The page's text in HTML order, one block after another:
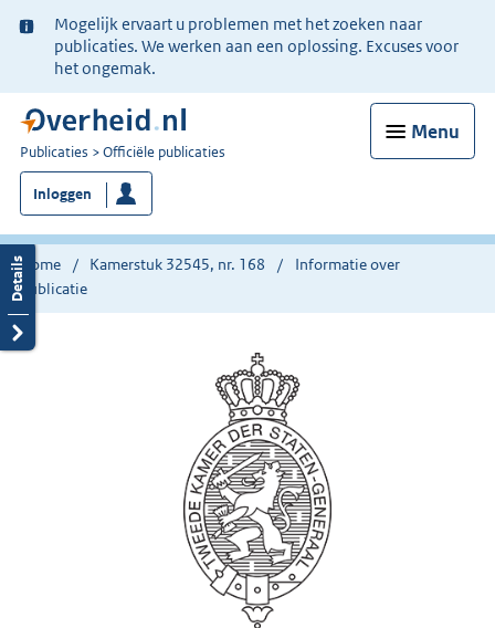
Ter
informatie:
Mogelijk ervaart u problemen met het zoeken naar
publicaties. We werken aan een oplossing. Excuses voor
het ongemak.
Menu
U
bent
nu
hier:
Publicaties Officiële publicaties
Inloggen
Home Kamerstuk 32545, nr. 168
Informatie over
publicatie